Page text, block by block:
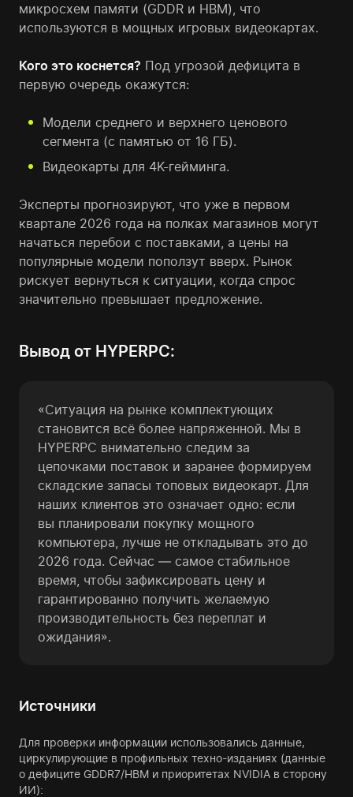
микросхем памяти (GDDR и HBM), что
используются в мощных игровых видеокартах.
Кого это коснется? Под угрозой дефицита в
первую очередь окажутся:
Модели среднего и верхнего ценового
сегмента (с памятью от 16 ГБ).
Видеокарты для 4K-гейминга.
Эксперты прогнозируют, что уже в первом
квартале 2026 года на полках магазинов могут
начаться перебои с поставками, а цены на
популярные модели поползут вверх. Рынок
рискует вернуться к ситуации, когда спрос
значительно превышает предложение.
Вывод от HYPERPC:
«Ситуация на рынке комплектующих
становится всё более напряженной. Мы в
HYPERPC внимательно следим за
цепочками поставок и заранее формируем
складские запасы топовых видеокарт. Для
наших клиентов это означает одно: если
вы планировали покупку мощного
компьютера, лучше не откладывать это до
2026 года. Сейчас — самое стабильное
время, чтобы зафиксировать цену и
гарантированно получить желаемую
производительность без переплат и
ожидания».
Источники
Для проверки информации использовались данные,
циркулирующие в профильных техно-изданиях (данные
о дефиците GDDR7/HBM и приоритетах NVIDIA в сторону
ИИ):